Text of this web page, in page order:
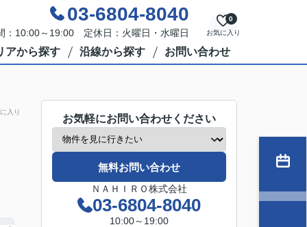
03-6804-8040
：10:00～19:00 定休日：火曜日・水曜日 お気に入り
0
アから探す 沿線から探す お問い合わせ
入り
お気軽にお問い合わせください
無料お問い合わせ
ＮＡＨＩＲＯ株式会社
03-6804-8040
10:00～19:00